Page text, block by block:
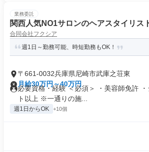
業務委託
関西人気NO1サロンのヘアスタイリス
合同会社フクシア
週1日～勤務可能、時短勤務もOK！
〒661-0032兵庫県尼崎市武庫之荘東
月給30万円～40万円
必要資格・経験 ＜必須＞ ・美容師免許
ト以上 ※一通りの施...
週1日からOK +10個